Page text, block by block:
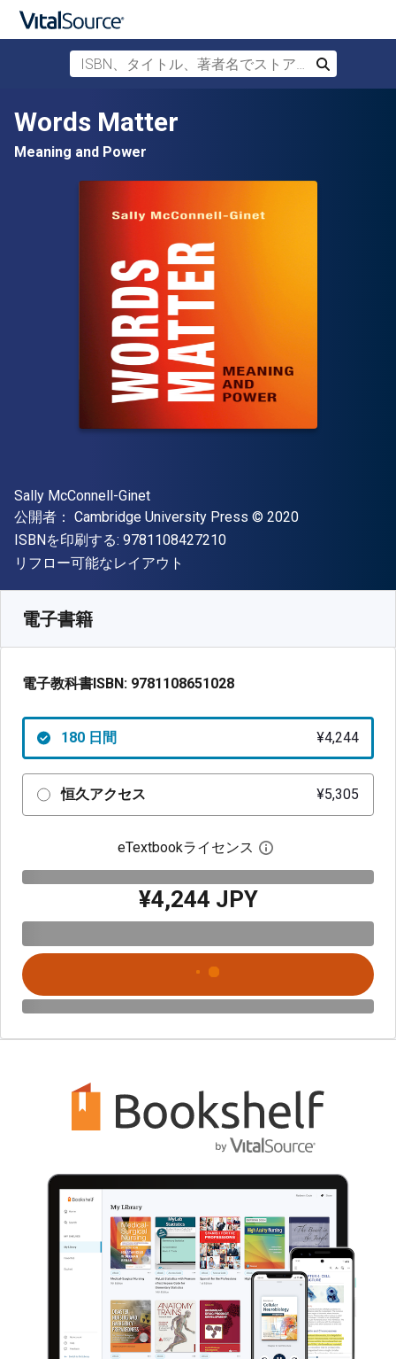
メインコンテンツへスキップ
ISBN、タイトル、著者名でストアを検索
検索
Words Matter
Meaning and Power
著者
Sally McConnell-Ginet
出版社
公開者： Cambridge University Press 著作権
© 2020
ISBNを印刷する: 9781108427210"ISBN-13 9781108427210"
形式
リフロー可能なレイアウト
電子書籍
電子教科書ISBN: 9781108651028
180 日間 ¥4,244
恒久アクセス ¥5,305
eTextbookライセンス デジタルライセン
¥4,244 JPY